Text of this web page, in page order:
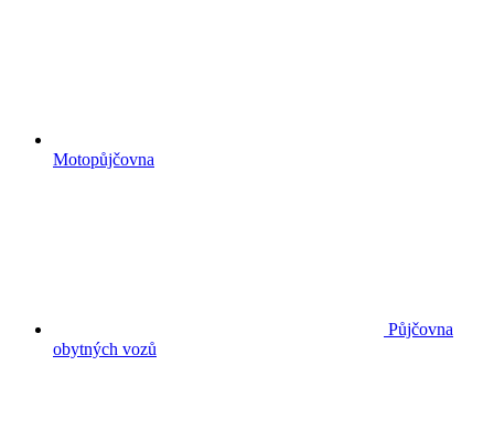
Motopůjčovna
Půjčovna
obytných vozů